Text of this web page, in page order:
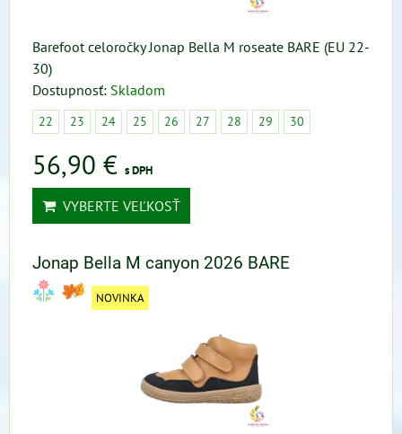
Barefoot celoročky Jonap Bella M roseate BARE (EU 22-
30)
Dostupnosť: Skladom
22 23 24 25 26 27 28 29 30
56,90 € s DPH
VYBERTE VEĽKOSŤ
Jonap Bella M canyon 2026 BARE
NOVINKA